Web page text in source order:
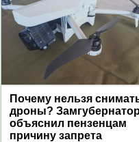
Почему нельзя
дроны?
объяснил пензенцам
причину запрета